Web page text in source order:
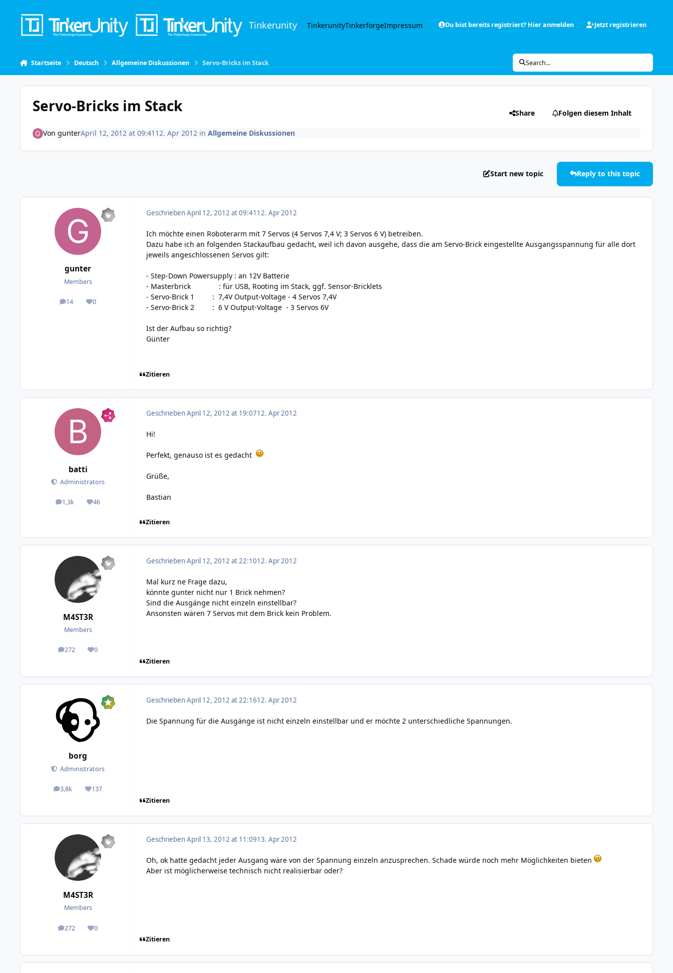
Tinkerunity TinkerunityTinkerforgeImpressum Du bist bereits registriert? Hier anmelden Jetzt registrieren
Startseite Deutsch Allgemeine Diskussionen Servo-Bricks im Stack Search...
Servo-Bricks im Stack Share Folgen diesem Inhalt
Von gunterApril 12, 2012 at 09:41 12. Apr 2012in Allgemeine Diskussionen
Start new topic Reply to this topic
gunter
Members
14
posts 0
Reputation
GeschriebenApril 12, 2012 at 09:41 12. Apr 2012
Ich möchte einen Roboterarm mit 7 Servos (4 Servos 7,4 V; 3 Servos 6 V) betreiben.
Dazu habe ich an folgenden Stackaufbau gedacht, weil ich davon ausgehe, dass die am Servo-Brick eingestellte Ausgangsspannung für alle dort
jeweils angeschlossenen Servos gilt:
- Step-Down Powersupply : an 12V Batterie
- Masterbrick : für USB, Rooting im Stack, ggf. Sensor-Bricklets
- Servo-Brick 1 : 7,4V Output-Voltage - 4 Servos 7,4V
- Servo-Brick 2 : 6 V Output-Voltage - 3 Servos 6V
Ist der Aufbau so richtig?
Günter
Zitieren
batti
Administrators
1,3k
posts 46
Reputation
GeschriebenApril 12, 2012 at 19:0712. Apr 2012
Hi!
Perfekt, genauso ist es gedacht
Grüße,
Bastian
Zitieren
M4ST3R
Members
272
posts 0
Reputation
GeschriebenApril 12, 2012 at 22:1012. Apr 2012
Mal kurz ne Frage dazu,
könnte gunter nicht nur 1 Brick nehmen?
Sind die Ausgänge nicht einzeln einstellbar?
Ansonsten wären 7 Servos mit dem Brick kein Problem.
Zitieren
borg
Administrators
3,8k
posts 137
Reputation
GeschriebenApril 12, 2012 at 22:1612. Apr 2012
Die Spannung für die Ausgänge ist nicht einzeln einstellbar und er möchte 2 unterschiedliche Spannungen.
Zitieren
M4ST3R
Members
272
posts 0
Reputation
GeschriebenApril 13, 2012 at 11:0913. Apr 2012
Oh, ok hatte gedacht jeder Ausgang wäre von der Spannung einzeln anzusprechen. Schade würde noch mehr Möglichkeiten bieten
Aber ist möglicherweise technisch nicht realisierbar oder?
Zitieren